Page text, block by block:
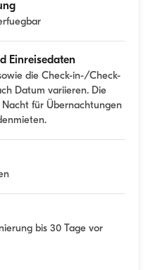
Einreisedaten
die Check-in-/Check-
Datum variieren. Die
für Übernachtungen
bis 30 Tage vor